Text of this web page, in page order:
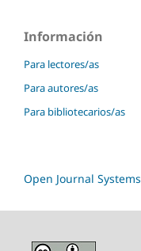
Información
Para lectores/as
Para autores/as
Para bibliotecarios/as
Open Journal Systems